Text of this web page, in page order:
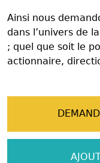
Ainsi nous
dans l’univers de
; quel que soit le
actionnaire,